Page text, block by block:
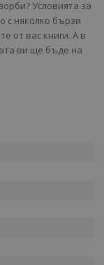
Условията за
с няколко бързи
от вас книги. А в
ви ще бъде на